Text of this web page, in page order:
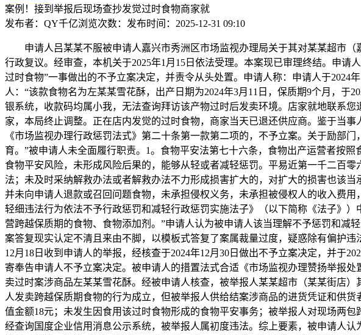
案例！接到举报后现场查抄发觉过时食物商家就
发布者： QY千亿浏览次数： 发布时间： 2025-12-31 09:10
申请人吕某某不服被申请人嘉兴市秀洲区市场监视办理局关于其对某某超市（
行政复议。经审查，本机关于2025年1月15日依法受理。本案现已审理终结。申
过时食物”一事做出的不予立案决定，并责令从头处置。申请人称：申请人于2024
人：“该款食物名为左某某雪花酥，出产日期为2024年3月11日，保质期9个月，
银系统，收款码均属小我，无法查询拜访该产物过时后发卖环境。店家就地联系
家，本局终止调整。正在店内发觉的过时食物，商家当天已退还供应商。鉴于当
《市场监视办理行政惩罚法式》第二十条第一款第二项的，不予立案。关于励部
育。”被申请人未全面履行职责。1。食物平安法第七十六条，食物出产运营者按
食物平安风险，未形成风险后果的，能够从轻或者减轻惩罚。平易近第一千二百
法；未及时采纳解救办法或者解救办法不力形成损害扩大的，对扩大的损害也该
并未向申请人退款或召回问题食物，未承担侵权义务，未承担被侵权人的收入费
轻细违法行为依法不予行政惩罚和减轻行政惩罚实施法子》（以下简称《法子》
营跨越保质期的食物、食物添加剂。”申请人认为被申请人该当理解不予惩罚和减
案答复现实认定不清且来由不脚，以模板式答复了案属裁量过度，疑惑除有偏护
12月18日收到申请人的举报，经核查于2024年12月30日做出不予立案决定，并于
寄奉告申请人不予立案决定。被申请人的措置法式合适《市场监视办理赞扬举报
卖过时案涉商品左某某雪花酥。经被申请人核查，被举报人某某超市（某某街店
人发卖跨越保质期食物的行为成立，但被举报人供给结案涉商品的进货凭证和供
值金额18元；未发生因食用该过时食物形成的食物平安事务；被举报人对现场两
经查询国度企业信用消息公示系统，被举报人属初度违法。综上要素，被申请人